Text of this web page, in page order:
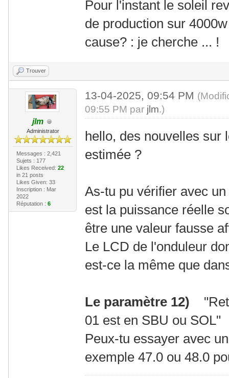
Pour l'instant le soleil
de production sur
cause? : je cherche ... !
Trouver
jlm
Administrator
Messages : 2,421
Sujets : 177
Likes Received: 22
in 21 posts
Likes Given: 33
Inscription : Mar
2022
Réputation : 6
13-04-2025, 09:54 PM
09:55 PM par jlm.)
hello, des nouvelles sur
estimée ?
As-tu pu vérifier avec
est la puissance réelle
être une valeur fausse
Le LCD de l'onduleur
est-ce la même que
Le paramètre 12)
01 est en SBU ou
Peux-tu essayer avec
exemple 47.0 ou 48.0